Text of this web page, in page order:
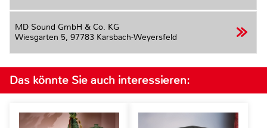
MD Sound GmbH & Co. KG
Wiesgarten 5, 97783 Karsbach-Weyersfeld
Das könnte Sie auch interessieren: